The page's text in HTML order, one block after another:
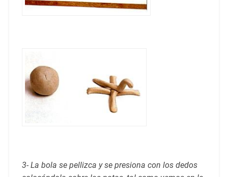
3- La bola se pellizca y se presiona con los dedos